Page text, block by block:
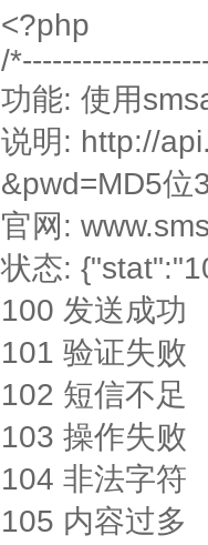
<?php
/
功能: 使用
说明: http://
&pwd=MD5位
官网:
状态:
100 发送成功
101 验证失败
102 短信不足
103 操作失败
104 非法字符
105 内容过多